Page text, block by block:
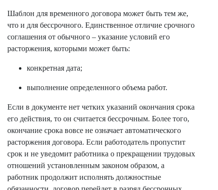
Шаблон для временного договора может быть тем же,
что и для бессрочного. Единственное отличие срочного
соглашения от обычного – указание условий его
расторжения, которыми может быть:
конкретная дата;
выполнение определенного объема работ.
Если в документе нет четких указаний окончания срока
его действия, то он считается бессрочным. Более того,
окончание срока вовсе не означает автоматического
расторжения договора. Если работодатель пропустит
срок и не уведомит работника о прекращении трудовых
отношений установленным законом образом, а
работник продолжит исполнять должностные